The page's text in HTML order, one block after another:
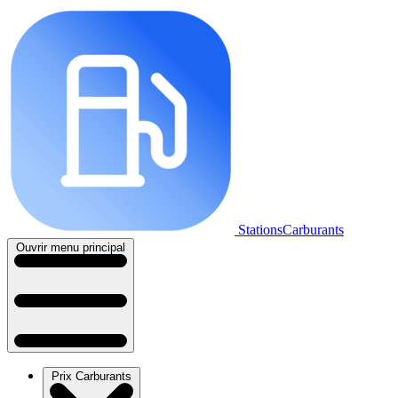
StationsCarburants
Ouvrir menu principal
Prix Carburants